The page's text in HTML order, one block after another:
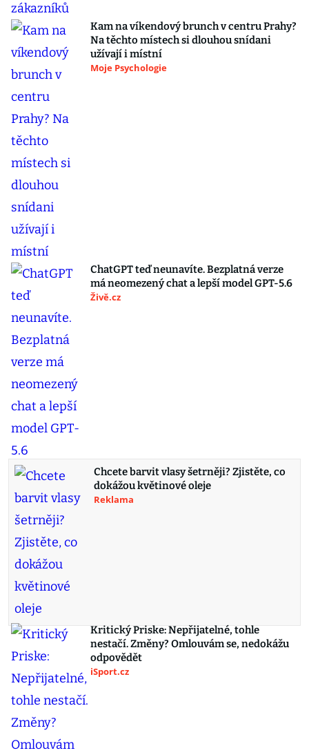
Kam na víkendový brunch v centru Prahy?
Na těchto místech si dlouhou snídani
užívají i místní
Moje Psychologie
ChatGPT teď neunavíte. Bezplatná verze
má neomezený chat a lepší model GPT-5.6
Živě.cz
Chcete barvit vlasy šetrněji? Zjistěte, co
dokážou květinové oleje
Reklama
Kritický Priske: Nepřijatelné, tohle
nestačí. Změny? Omlouvám se, nedokážu
odpovědět
iSport.cz